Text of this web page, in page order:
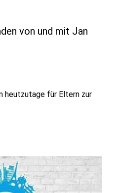
von und mit Jan
heutzutage für Eltern zur